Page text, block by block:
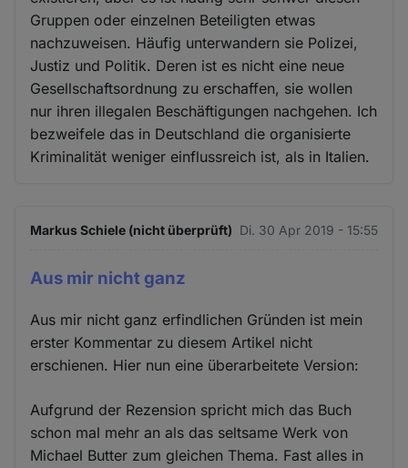
Gruppen oder einzelnen Beteiligten etwas
nachzuweisen. Häufig unterwandern sie Polizei,
Justiz und Politik. Deren ist es nicht eine neue
Gesellschaftsordnung zu erschaffen, sie wollen
nur ihren illegalen Beschäftigungen nachgehen. Ich
bezweifele das in Deutschland die organisierte
Kriminalität weniger einflussreich ist, als in Italien.
Markus Schiele (nicht überprüft) Di. 30 Apr 2019 - 15:55
Aus mir nicht ganz
Aus mir nicht ganz erfindlichen Gründen ist mein
erster Kommentar zu diesem Artikel nicht
erschienen. Hier nun eine überarbeitete Version:
Aufgrund der Rezension spricht mich das Buch
schon mal mehr an als das seltsame Werk von
Michael Butter zum gleichen Thema. Fast alles in